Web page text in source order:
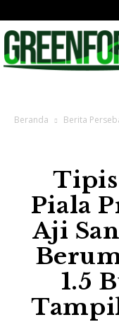
Beranda Berita
Piala
Aji
1.5